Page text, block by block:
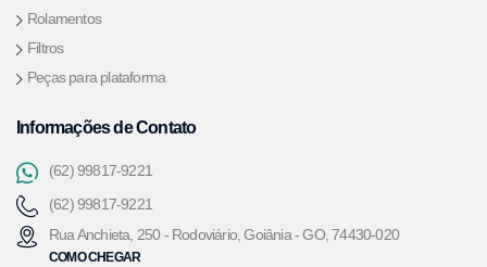
Rolamentos
Filtros
Peças para plataforma
Informações de Contato
(62) 99817-9221
(62) 99817-9221
Rua Anchieta, 250 - Rodoviário, Goiânia - GO, 74430-020
COMO CHEGAR